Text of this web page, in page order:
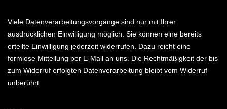
Viele Datenverarbeitungsvorgänge sind nur mit Ihrer
ausdrücklichen Einwilligung möglich. Sie können eine bereits
erteilte Einwilligung jederzeit widerrufen. Dazu reicht eine
formlose Mitteilung per E-Mail an uns. Die Rechtmäßigkeit der bis
zum Widerruf erfolgten Datenverarbeitung bleibt vom Widerruf
unberührt.